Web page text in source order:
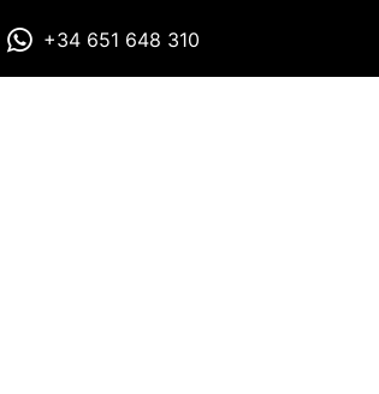
+34 651 648 310